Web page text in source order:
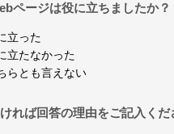
ページは役に立ちましたか？
立った
立たなかった
らとも言えない
れば回答の理由をご記入くだ